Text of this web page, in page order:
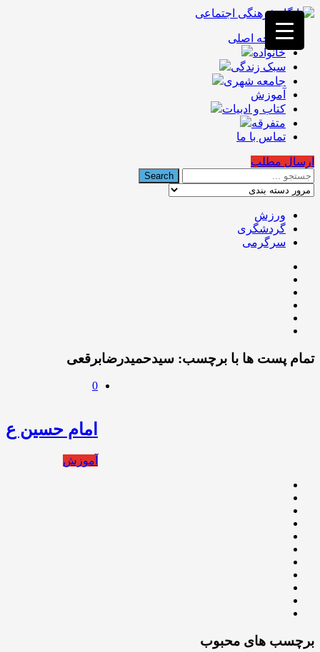
فصد
خون
غرب
تهران
خشکشویی
تصفیه
جرثقیل
برقی
طراحی
vip
امداد
باتری
صفحه اصلی
خانواده
سبک زندگی
جامعه شهری
آموزش
کتاب و ادبیات
متفرقه
تماس با ما
ارسال مطلب
ورزش
گردشگری
سرگرمی
تمام پست ها با برچسب: سیدحمیدرضابرقعی
0
امام حسین ع
آموزش
برچسب های محبوب